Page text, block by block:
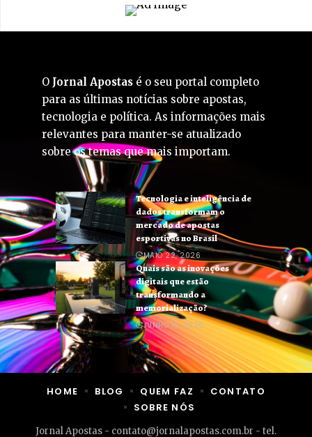
O Jornal Apostas é o seu portal completo
para as últimas notícias sobre apostas,
tecnologia e política. As informações mais
relevantes para manter-se atualizado
sobre os temas que mais importam.
Tecnologia e inteligência de
dados transformam o
mercado de apostas
esportivas no Brasil
MAIO 22, 2026
Quais são as inovações
digitais que estão
transformando a
memorialização?
JUNHO 16, 2026
Jornal Apostas - contato@jornalapostas.com.br - tel.
HOME BLOG QUEM FAZ
CONTATO
SOBRE NÓS